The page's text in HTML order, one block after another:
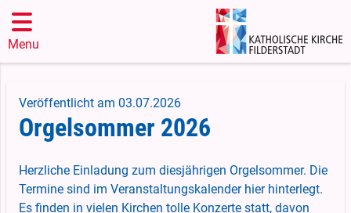
Menu
Veröffentlicht am 03.07.2026
Orgelsommer 2026
Herzliche Einladung zum diesjährigen Orgelsommer. Die
Termine sind im Veranstaltungskalender hier hinterlegt.
Es finden in vielen Kirchen tolle Konzerte statt, davon